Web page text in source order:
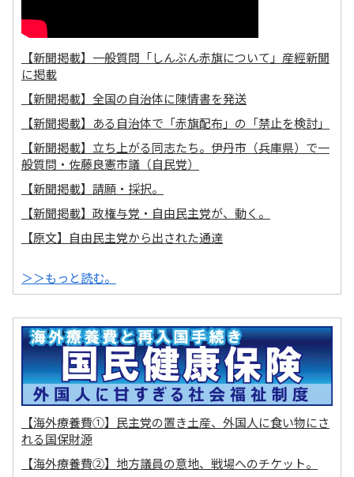
【新聞掲載】一般質問「しんぶん赤旗について」産經新聞
に掲載
【新聞掲載】全国の自治体に陳情書を発送
【新聞掲載】ある自治体で「赤旗配布」の「禁止を検討」
【新聞掲載】立ち上がる同志たち。伊丹市（兵庫県）で一
般質問・佐藤良憲市議（自民党）
【新聞掲載】請願・採択。
【新聞掲載】政権与党・自由民主党が、動く。
【原文】自由民主党から出された通達
＞＞もっと読む。
【海外療養費①】民主党の置き土産、外国人に食い物にさ
れる国保財源
【海外療養費②】地方議員の意地、戦場へのチケット。